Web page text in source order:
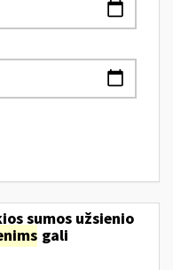
sumos užsienio
gali